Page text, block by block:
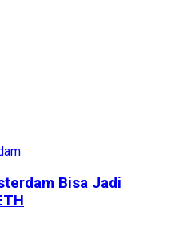
Bisa Jadi